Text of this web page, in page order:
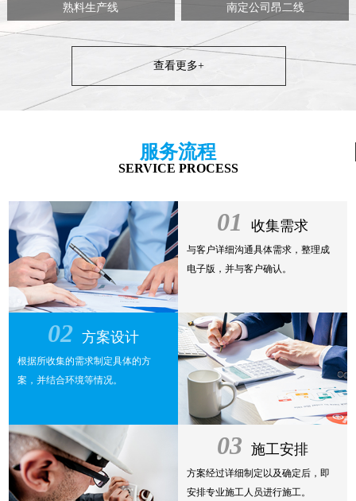
熟料生产线 南定公司昂二线
查看更多+
服务流程
SERVICE PROCESS
01 收集需求
与客户详细沟通具体需求，整理成
电子版，并与客户确认。
02 方案设计
根据所收集的需求制定具体的方
案，并结合环境等情况。
03 施工安排
方案经过详细制定以及确定后，即
安排专业施工人员进行施工。